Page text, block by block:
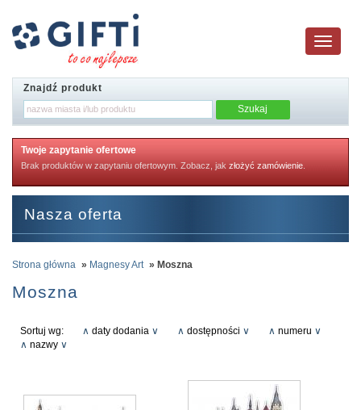
Toggle
navigation
Znajdź produkt
Twoje zapytanie ofertowe
Brak produktów w zapytaniu ofertowym. Zobacz, jak złożyć zamówienie
Nasza oferta
Strona główna » Magnesy Art » Moszna
Moszna
Sortuj wg: ∧ daty dodania ∨ ∧ dostępności ∨ ∧ numeru ∨
∧ nazwy ∨